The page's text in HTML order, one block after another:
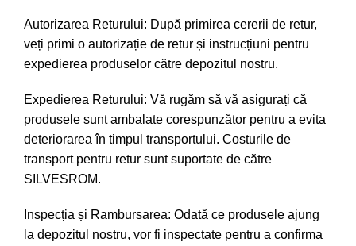
Autorizarea Returului: După primirea cererii de retur,
veți primi o autorizație de retur și instrucțiuni pentru
expedierea produselor către depozitul nostru.
Expedierea Returului: Vă rugăm să vă asigurați că
produsele sunt ambalate corespunzător pentru a evita
deteriorarea în timpul transportului. Costurile de
transport pentru retur sunt suportate de către
SILVESROM.
Inspecția și Rambursarea: Odată ce produsele ajung
la depozitul nostru, vor fi inspectate pentru a confirma